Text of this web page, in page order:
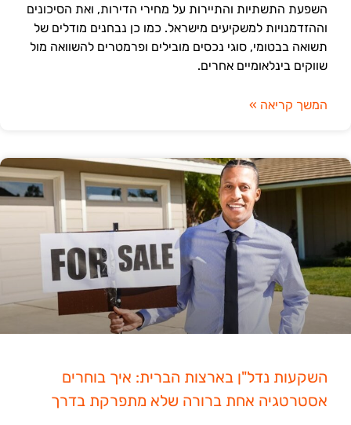
השפעת התשתיות והתיירות על מחירי הדירות, ואת הסיכונים
וההזדמנויות למשקיעים מישראל. כמו כן נבחנים מודלים של
תשואה בבטומי, סוגי נכסים מובילים ופרמטרים להשוואה מול
שווקים בינלאומיים אחרים.
המשך קריאה »
השקעות נדל"ן בארצות הברית: איך בוחרים
אסטרטגיה אחת ברורה שלא מתפרקת בדרך